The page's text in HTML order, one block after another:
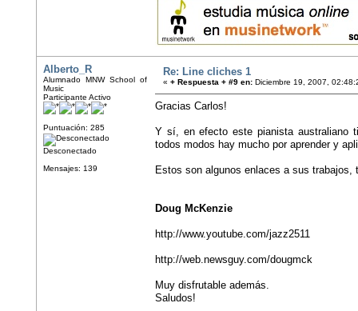
Alberto_R
Alumnado MNW School of
Music
Participante Activo
Puntuación: 285
Desconectado
Mensajes: 139
Re: Line cliches 1
« + Respuesta + #9 en: Diciembre 19, 2007,
Gracias Carlos!
Y sí, en efecto este pianista australiano
todos modos hay mucho por aprender y
Estos son algunos enlaces a sus
Doug McKenzie
http://www.youtube.com/jazz2511
http://web.newsguy.com/dougmck
Muy disfrutable además.
Saludos!